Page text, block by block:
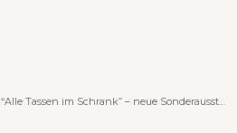
“Alle Tassen im Schrank” – neue Sonderausstellung zur Bedeutung der Majolika für Schramberg